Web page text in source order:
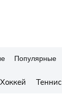
Популярные
Хоккей Теннис